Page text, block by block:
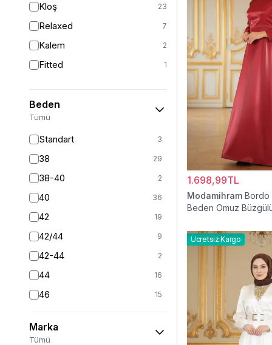
Kloş 23
Relaxed 7
Kalem 2
Fitted 1
Beden
Tümü
Standart 3
38 29
38-40 2
40 36
42 19
42/44 9
42-44 2
44 16
46 15
46/48 11
48 14
Marka
Tümü
1.698,99TL
Modamihram Bordo
Beden Omuz
Ücretsiz Kargo